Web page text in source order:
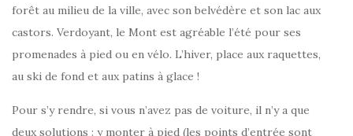
forêt au milieu de la ville, avec son belvédère et son lac aux
castors. Verdoyant, le Mont est agréable l’été pour ses
promenades à pied ou en vélo. L’hiver, place aux raquettes,
au ski de fond et aux patins à glace !
Pour s’y rendre, si vous n’avez pas de voiture, il n’y a que
deux solutions : y monter à pied (les points d’entrée sont